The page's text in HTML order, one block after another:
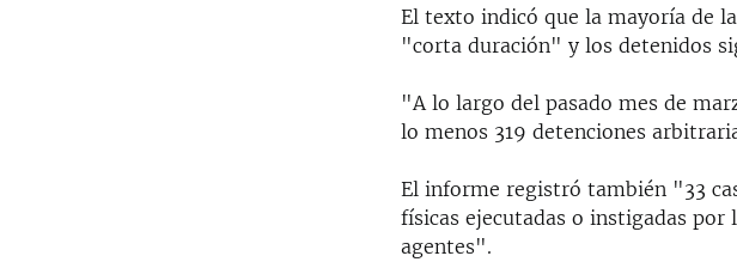
El texto indicó que la mayoría de
"corta duración" y los detenidos
"A lo largo del pasado mes de
lo menos 319 detenciones
El informe registró también "33
físicas ejecutadas o instigadas
agentes".